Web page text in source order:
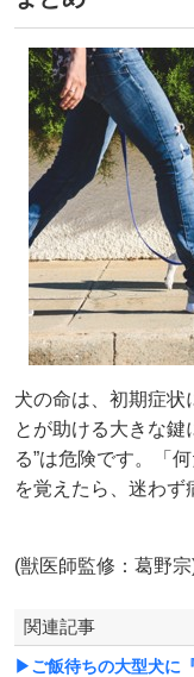
犬の命は、初期症状
とが助ける大きな鍵
る”は危険です。「
を覚えたら、迷わず
(獣医師監修：葛野
関連記事
▶ご飯待ちの大型犬に